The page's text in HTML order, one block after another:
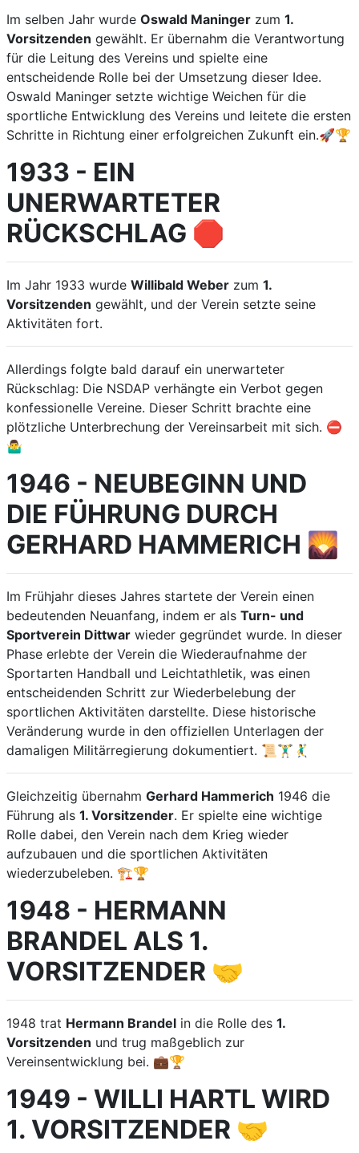
Im selben Jahr wurde Oswald Maninger zum 1.
Vorsitzenden gewählt. Er übernahm die Verantwortung
für die Leitung des Vereins und spielte eine
entscheidende Rolle bei der Umsetzung dieser Idee.
Oswald Maninger setzte wichtige Weichen für die
sportliche Entwicklung des Vereins und leitete die ersten
Schritte in Richtung einer erfolgreichen Zukunft ein.🚀🏆
1933 - EIN
UNERWARTETER
RÜCKSCHLAG 🛑
Im Jahr 1933 wurde Willibald Weber zum 1.
Vorsitzenden gewählt, und der Verein setzte seine
Aktivitäten fort.
Allerdings folgte bald darauf ein unerwarteter
Rückschlag: Die NSDAP verhängte ein Verbot gegen
konfessionelle Vereine. Dieser Schritt brachte eine
plötzliche Unterbrechung der Vereinsarbeit mit sich. ⛔
🤷‍♂️
1946 - NEUBEGINN UND
DIE FÜHRUNG DURCH
GERHARD HAMMERICH 🌄
Im Frühjahr dieses Jahres startete der Verein einen
bedeutenden Neuanfang, indem er als Turn- und
Sportverein Dittwar wieder gegründet wurde. In dieser
Phase erlebte der Verein die Wiederaufnahme der
Sportarten Handball und Leichtathletik, was einen
entscheidenden Schritt zur Wiederbelebung der
sportlichen Aktivitäten darstellte. Diese historische
Veränderung wurde in den offiziellen Unterlagen der
damaligen Militärregierung dokumentiert. 📜🏋️‍♂️🤾‍♂️
Gleichzeitig übernahm Gerhard Hammerich 1946 die
Führung als 1. Vorsitzender. Er spielte eine wichtige
Rolle dabei, den Verein nach dem Krieg wieder
aufzubauen und die sportlichen Aktivitäten
wiederzubeleben. 🏗️🏆
1948 - HERMANN
BRANDEL ALS 1.
VORSITZENDER 🤝
1948 trat Hermann Brandel in die Rolle des 1.
Vorsitzenden und trug maßgeblich zur
Vereinsentwicklung bei. 💼🏆
1949 - WILLI HARTL WIRD
1. VORSITZENDER 🤝